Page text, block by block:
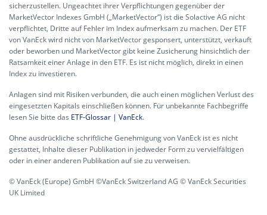
sicherzustellen. Ungeachtet ihrer Verpflichtungen gegenüber der
MarketVector Indexes GmbH („MarketVector“) ist die Solactive AG nicht
verpflichtet, Dritte auf Fehler im Index aufmerksam zu machen. Der ETF
von VanEck wird nicht von MarketVector gesponsert, unterstützt, verkauft
oder beworben und MarketVector gibt keine Zusicherung hinsichtlich der
Ratsamkeit einer Anlage in den ETF. Es ist nicht möglich, direkt in einen
Index zu investieren.
Anlagen sind mit Risiken verbunden, die auch einen möglichen Verlust des
eingesetzten Kapitals einschließen können. Für unbekannte Fachbegriffe
lesen Sie bitte das ETF-Glossar | VanEck.
Ohne ausdrückliche schriftliche Genehmigung von VanEck ist es nicht
gestattet, Inhalte dieser Publikation in jedweder Form zu vervielfältigen
oder in einer anderen Publikation auf sie zu verweisen.
© VanEck (Europe) GmbH ©VanEck Switzerland AG © VanEck Securities
UK Limited